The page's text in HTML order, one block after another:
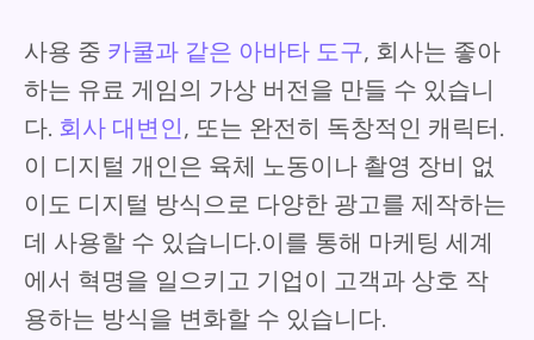
사용 중 카쿨과 같은 아바타 도구, 회사는 좋아
하는 유료 게임의 가상 버전을 만들 수 있습니
다. 회사 대변인, 또는 완전히 독창적인 캐릭터.
이 디지털 개인은 육체 노동이나 촬영 장비 없
이도 디지털 방식으로 다양한 광고를 제작하는
데 사용할 수 있습니다.이를 통해 마케팅 세계
에서 혁명을 일으키고 기업이 고객과 상호 작
용하는 방식을 변화할 수 있습니다.